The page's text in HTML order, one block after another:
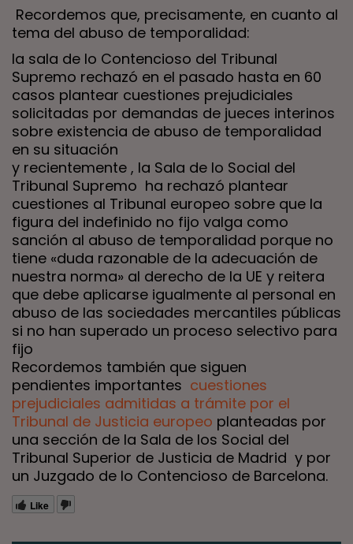
Recordemos que, precisamente, en cuanto al
tema del abuso de temporalidad:
la sala de lo Contencioso del Tribunal
Supremo rechazó en el pasado hasta en 60
casos plantear cuestiones prejudiciales
solicitadas por demandas de jueces interinos
sobre existencia de abuso de temporalidad
en su situación
y recientemente , la Sala de lo Social del
Tribunal Supremo ha rechazó plantear
cuestiones al Tribunal europeo sobre que la
figura del indefinido no fijo valga como
sanción al abuso de temporalidad porque no
tiene «duda razonable de la adecuación de
nuestra norma» al derecho de la UE y reitera
que debe aplicarse igualmente al personal en
abuso de las sociedades mercantiles públicas
si no han superado un proceso selectivo para
fijo
Recordemos también que siguen
pendientes importantes cuestiones
prejudiciales admitidas a trámite por el
Tribunal de Justicia europeo planteadas por
una sección de la Sala de los Social del
Tribunal Superior de Justicia de Madrid y por
un Juzgado de lo Contencioso de Barcelona.
Like